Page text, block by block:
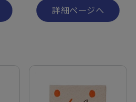
詳細ページへ